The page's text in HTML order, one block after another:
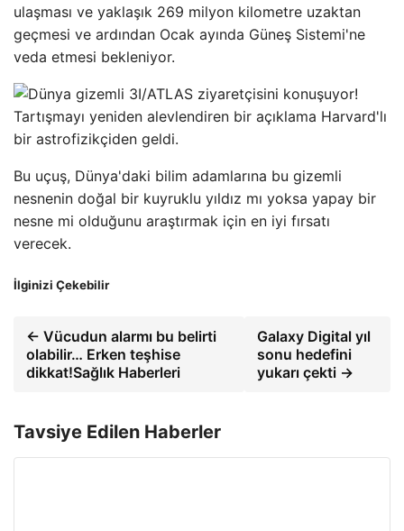
ulaşması ve yaklaşık 269 milyon kilometre uzaktan
geçmesi ve ardından Ocak ayında Güneş Sistemi'ne
veda etmesi bekleniyor.
Bu uçuş, Dünya'daki bilim adamlarına bu gizemli
nesnenin doğal bir kuyruklu yıldız mı yoksa yapay bir
nesne mi olduğunu araştırmak için en iyi fırsatı
verecek.
İlginizi Çekebilir
← Vücudun alarmı bu belirti
olabilir… Erken teşhise
dikkat!Sağlık Haberleri
Galaxy Digital yıl
sonu hedefini
yukarı çekti →
Tavsiye Edilen Haberler